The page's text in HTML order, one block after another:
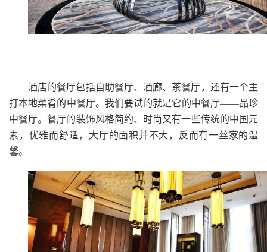
酒店的餐厅包括自助餐厅、酒廊、茶餐厅，还有一个主
打本地菜肴的中餐厅。我们要试的就是它的中餐厅——品珍
中餐厅。餐厅的装饰风格简约、时尚又有一些传统的中国元
素，优雅而舒适，大厅的面积并不大，反而有一丝家的温
馨。